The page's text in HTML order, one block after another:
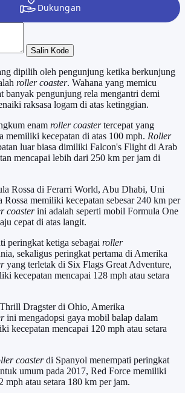
Salin Kode
dipilih oleh pengunjung ketika berkunjung
roller coaster. Wahana yang memicu
banyak pengunjung rela mengantri demi
raksasa logam di atas ketinggian.
enam roller coastertercepat yang
memiliki kecepatan di atas 100 mph. Roller
luar biasa dimiliki Falcon's Flight di Arab
mencapai lebih dari 250 km per jam di
Rossa di Ferarri World, Abu Dhabi, Uni
memiliki kecepatan sebesar 240 km per
coasterini adalah seperti mobil Formula One
cepat di atas langit.
peringkat ketiga sebagai roller
sekaligus peringkat pertama di Amerika
yang terletak di Six Flags Great Adventure,
kecepatan mencapai 128 mph atau setara
Dragster di Ohio, Amerika
ini mengadopsi gaya mobil balap dalam
kecepatan mencapai 120 mph atau setara
coasterdi Spanyol menempati peringkat
umum pada 2017, Red Force memiliki
mph atau setara 180 km per jam.